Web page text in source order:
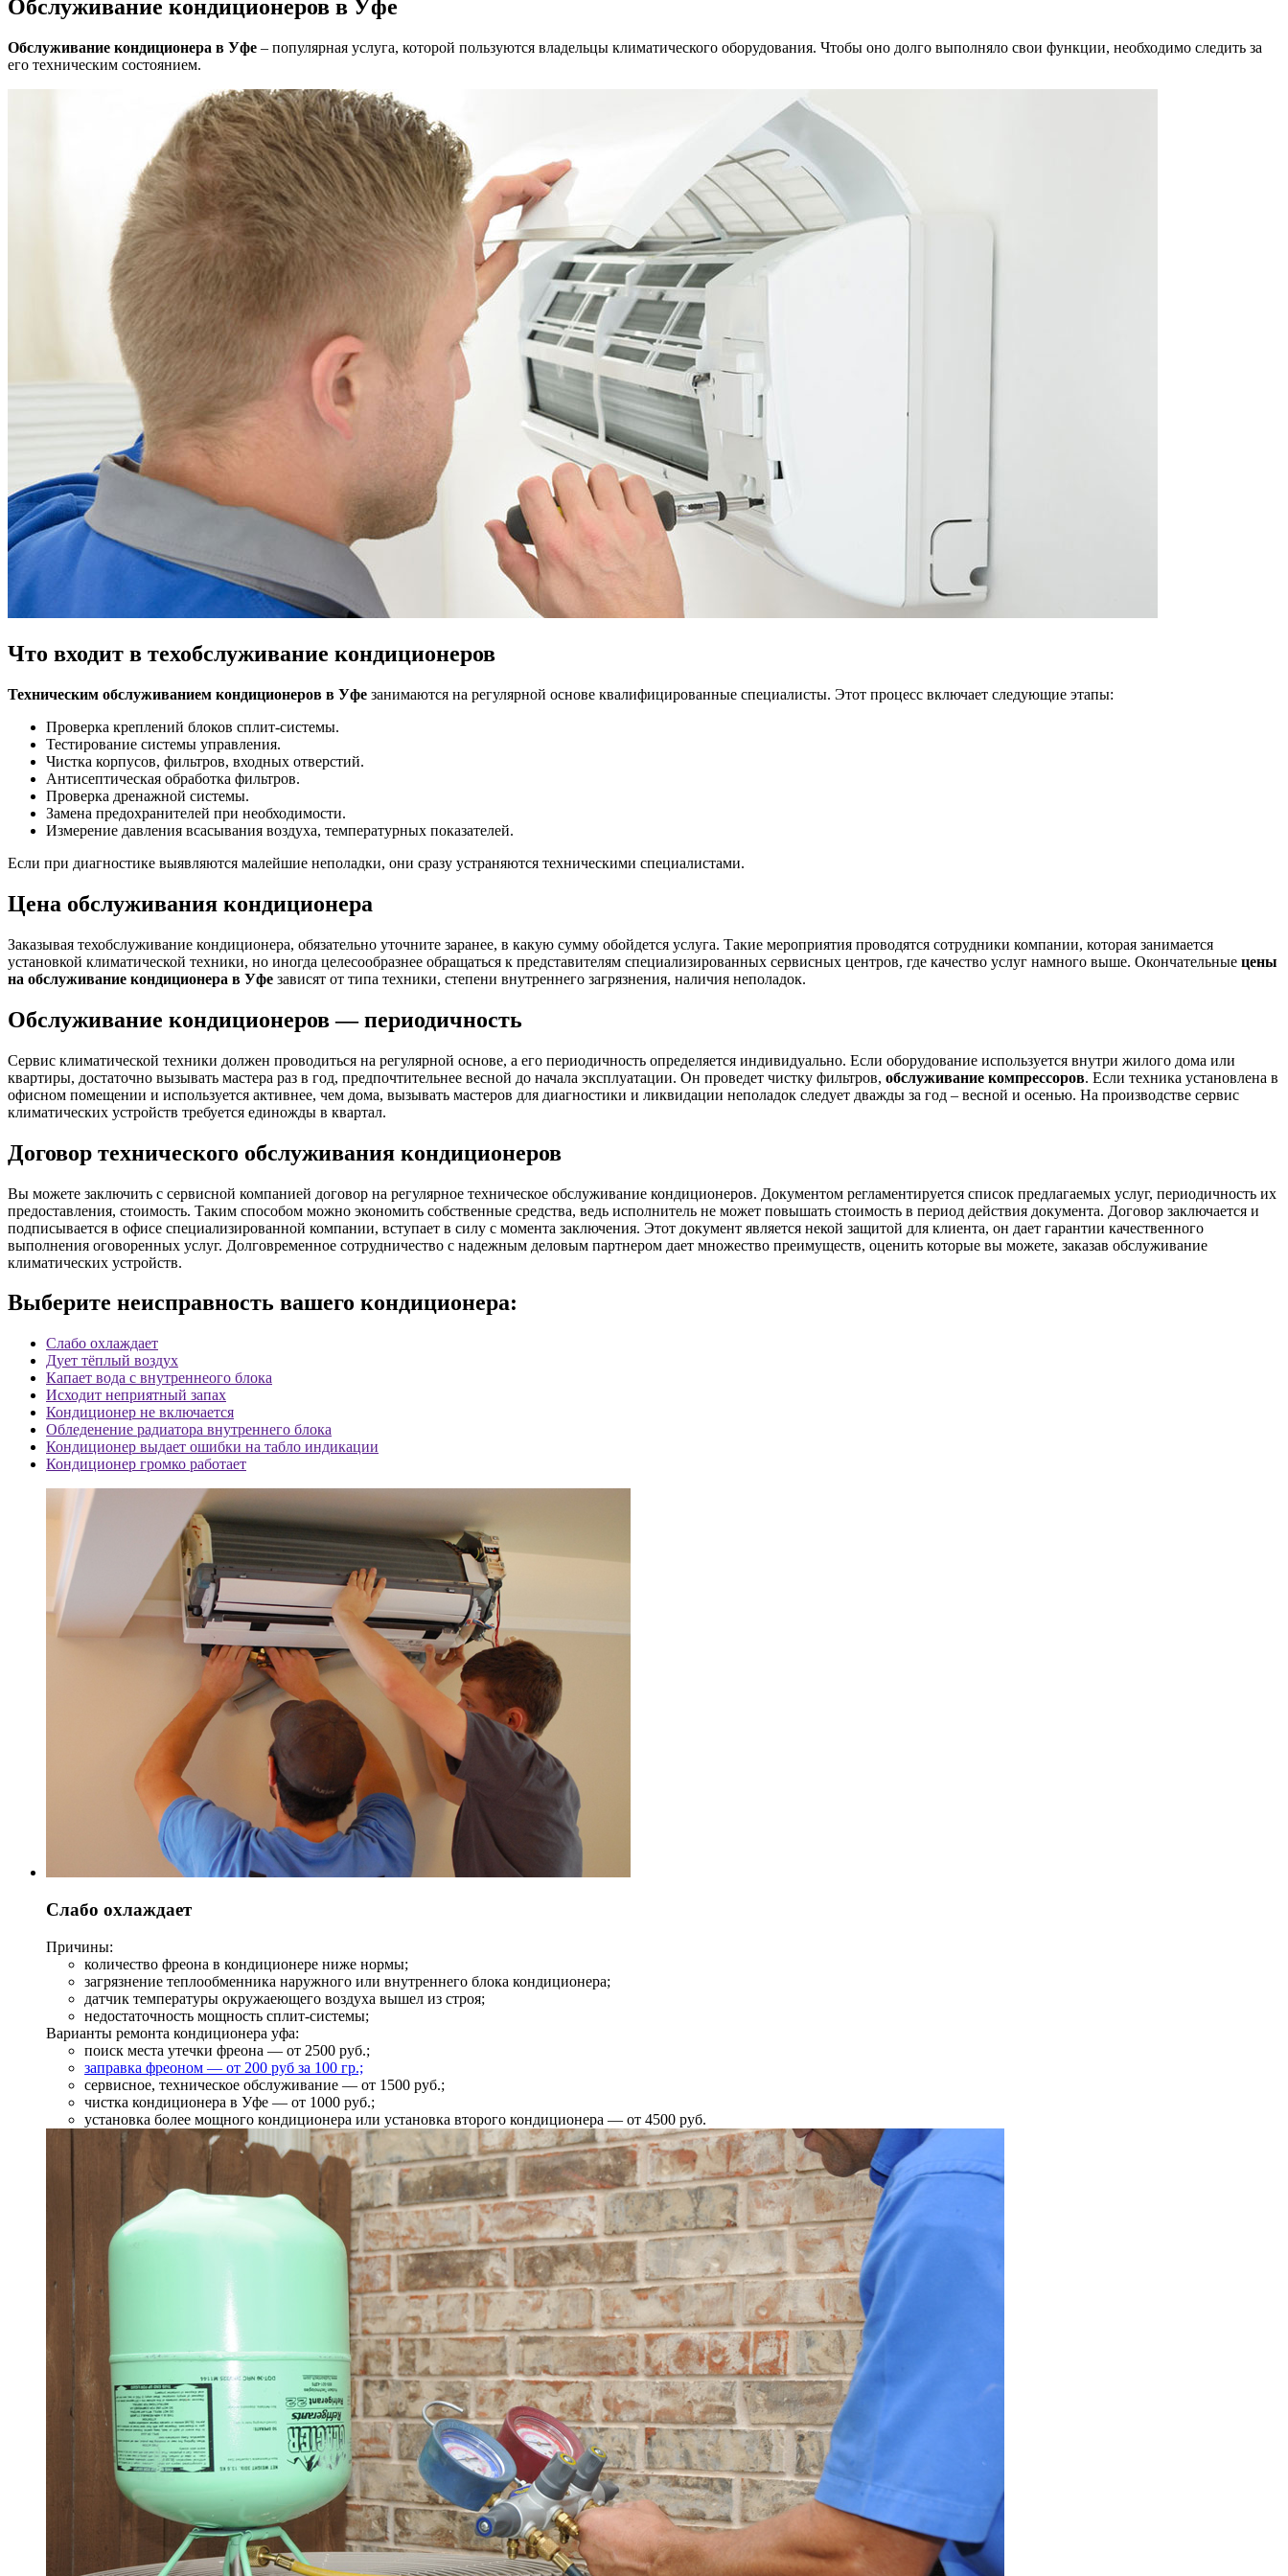
Обслуживание кондиционеров в Уфе
Обслуживание кондиционера в Уфе – популярная услуга, которой пользуются владельцы климатического оборудования. Чтобы оно долго выполняло свои функции, необходимо следить за
его техническим состоянием.
Что входит в техобслуживание кондиционеров
Техническим обслуживанием кондиционеров в Уфе занимаются на регулярной основе квалифицированные специалисты. Этот процесс включает следующие этапы:
Проверка креплений блоков сплит-системы.
Тестирование системы управления.
Чистка корпусов, фильтров, входных отверстий.
Антисептическая обработка фильтров.
Проверка дренажной системы.
Замена предохранителей при необходимости.
Измерение давления всасывания воздуха, температурных показателей.
Если при диагностике выявляются малейшие неполадки, они сразу устраняются техническими специалистами.
Цена обслуживания кондиционера
Заказывая техобслуживание кондиционера, обязательно уточните заранее, в какую сумму обойдется услуга. Такие мероприятия проводятся сотрудники компании, которая занимается
установкой климатической техники, но иногда целесообразнее обращаться к представителям специализированных сервисных центров, где качество услуг намного выше. Окончательные цены
на обслуживание кондиционера в Уфе зависят от типа техники, степени внутреннего загрязнения, наличия неполадок.
Обслуживание кондиционеров — периодичность
Сервис климатической техники должен проводиться на регулярной основе, а его периодичность определяется индивидуально. Если оборудование используется внутри жилого дома или
квартиры, достаточно вызывать мастера раз в год, предпочтительнее весной до начала эксплуатации. Он проведет чистку фильтров, обслуживание компрессоров. Если техника установлена в
офисном помещении и используется активнее, чем дома, вызывать мастеров для диагностики и ликвидации неполадок следует дважды за год – весной и осенью. На производстве сервис
климатических устройств требуется единожды в квартал.
Договор технического обслуживания кондиционеров
Вы можете заключить с сервисной компанией договор на регулярное техническое обслуживание кондиционеров. Документом регламентируется список предлагаемых услуг, периодичность их
предоставления, стоимость. Таким способом можно экономить собственные средства, ведь исполнитель не может повышать стоимость в период действия документа. Договор заключается и
подписывается в офисе специализированной компании, вступает в силу с момента заключения. Этот документ является некой защитой для клиента, он дает гарантии качественного
выполнения оговоренных услуг. Долговременное сотрудничество с надежным деловым партнером дает множество преимуществ, оценить которые вы можете, заказав обслуживание
климатических устройств.
Выберите неисправность вашего кондиционера:
Слабо охлаждает
Дует тёплый воздух
Капает вода с внутреннеого блока
Исходит неприятный запах
Кондиционер не включается
Обледенение радиатора внутреннего блока
Кондиционер выдает ошибки на табло индикации
Кондиционер громко работает
Слабо охлаждает
Причины:
количество фреона в кондиционере ниже нормы;
загрязнение теплообменника наружного или внутреннего блока кондиционера;
датчик температуры окружаеющего воздуха вышел из строя;
недостаточность мощность сплит-системы;
Варианты ремонта кондиционера уфа:
поиск места утечки фреона — от 2500 руб.;
заправка фреоном — от 200 руб за 100 гр.;
сервисное, техническое обслуживание — от 1500 руб.;
чистка кондиционера в Уфе — от 1000 руб.;
установка более мощного кондиционера или установка второго кондиционера — от 4500 руб.